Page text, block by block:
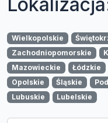
Wielkopolskie
Zachodniopomorskie
Mazowieckie
Łódzkie
Opolskie
Śląskie
Lubuskie
Lubelskie